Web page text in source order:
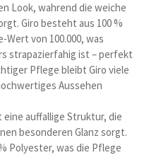
Look, wahrend die weiche
Giro besteht aus 100 %
von 100.000, was
strapazierfahig ist – perfekt
Pflege bleibt Giro viele
Aussehen
auffallige Struktur, die
besonderen Glanz sorgt.
Polyester, was die Pflege